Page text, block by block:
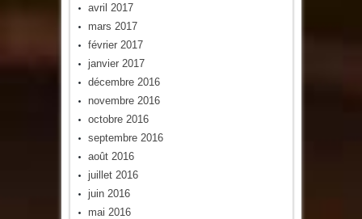
avril 2017
mars 2017
février 2017
janvier 2017
décembre 2016
novembre 2016
octobre 2016
septembre 2016
août 2016
juillet 2016
juin 2016
mai 2016